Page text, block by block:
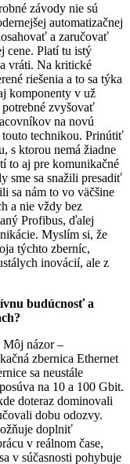
závody nie sú
automatizačnej
a zaručovať
cene. Platí tu istý
vráti. Na kritické
riešenia a to sa týka
komponenty v už
zvyšovať
na novú
touto technikou. Prinútiť
s ktorou nemá žiadne
to aj pre komunikačné
sme sa snažili presadiť
sa nám to vo väčšine
a nie vždy bez
Profibus, ďalej
Myslím si, že
týchto zberníc,
inovácií, ale z
budúcnosť a
Môj názor –
zbernica Ethernet
sa neustále
na 10 a 100 Gbit.
doteraz dominovali
dobu odozvy.
doplniť
v reálnom čase,
v súčasnosti pohybuje